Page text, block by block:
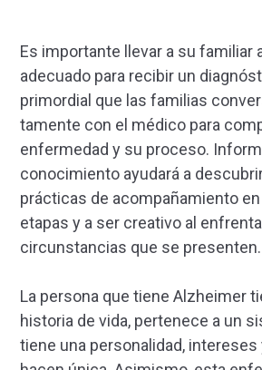
Es importante llevar a su familiar
adecuado para recibir un
primordial que las familias
tamente con el médico para
enfermedad y su proceso.
conocimiento ayu­dará a
prácticas de acompañamiento
etapas y a ser creativo al
circunstancias que se presenten.
La persona que tiene Alzheimer
historia de vida, pertenece a un
tiene una personalidad, intereses